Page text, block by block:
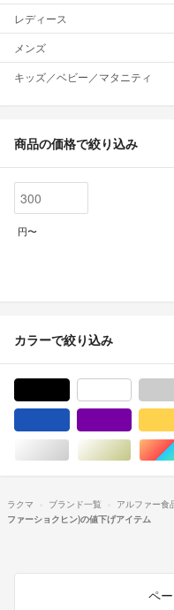
レディース
メンズ
キッズ／ベビー／マタニティ
商品の価格で絞り込み
円〜
カラーで絞り込み
シルバー/銀色系ゴール
ラクマ ブランド一覧 アルファー食
ファーショクヒン)の値下げアイテム
ペ